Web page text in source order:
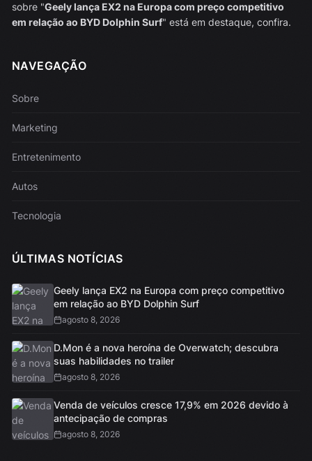
sobre "Geely lança EX2 na Europa com preço competitivo
em relação ao BYD Dolphin Surf" está em destaque, confira.
NAVEGAÇÃO
Sobre
Marketing
Entretenimento
Autos
Tecnologia
ÚLTIMAS NOTÍCIAS
Geely lança EX2 na Europa com preço competitivo
em relação ao BYD Dolphin Surf
agosto 8, 2026
D.Mon é a nova heroína de Overwatch; descubra
suas habilidades no trailer
agosto 8, 2026
Venda de veículos cresce 17,9% em 2026 devido à
antecipação de compras
agosto 8, 2026